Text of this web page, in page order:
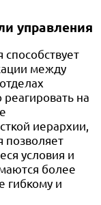
управления
между
на
иерархии,
позволяет
условия и
более
гибкому и